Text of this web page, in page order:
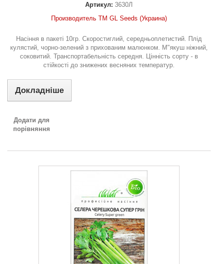
Артикул: 3630Л
Производитель ТМ GL Seeds (Украина)
Насіння в пакеті 10гр. Скоростиглий, середньоплетистий. Плід
кулястий, чорно-зелений з прихованим малюнком. М"якуш ніжний,
соковитий. Транспортабельність середня. Цінність сорту - в
стійкості до знижених весняних температур.
Докладніше
Додати для
порівняння